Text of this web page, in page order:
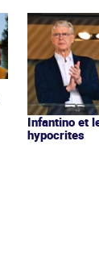
Infantino et
hypocrites